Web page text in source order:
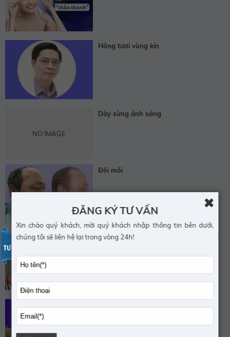
Hồng tươi vùng kín
NO IMAGE
Dày sừng ánh sáng
Đồi mồi
ĐIỀU TRỊ BỚT ĐỎ BẰNG LASER MÀU
ĐĂNG KÝ TƯ VẤN
Xin chào quý khách, mời quý khách nhập thông tin bên dưới,
chúng tôi sẽ liên hệ lại trong vòng 24h!